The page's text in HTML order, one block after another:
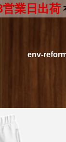
営業日出荷
env-